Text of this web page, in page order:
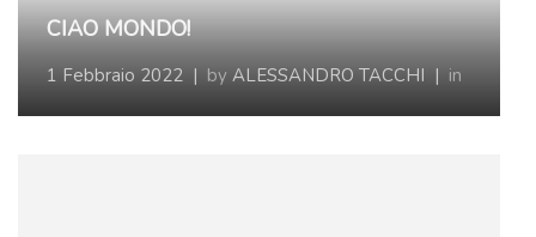
CIAO MONDO!
1 Febbraio 2022 | by ALESSANDRO TACCHI | in